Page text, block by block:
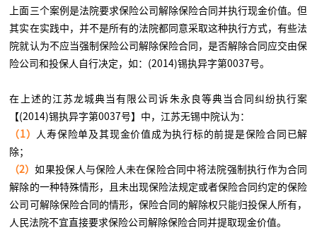
上面三个案例是法院要求保险公司解除保险合同并执行现金价值。但
其实在实践中，并不是所有的法院都同意采取这种执行方式，有些法
院就认为不应当强制保险公司解除保险合同，是否解除合同应交由保
险公司和投保人自行决定，如：(2014)锡执异字第0037号。
在上述的江苏龙城典当有限公司诉朱永良等典当合同纠纷执行案
【(2014)锡执异字第0037号】中，江苏无锡中院认为：
（1）
人寿保险单及其现金价值成为执行标的前提是保险合同已解
除；
（2）如果投保人与保险人未在保险合同中将法院强制执行作为合同
解除的一种特殊情形，且未出现保险法规定或者保险合同约定的保险
公司可解除保险合同的情形，保险合同的解除权只能归投保人所有，
人民法院不宜直接要求保险公司解除保险合同并提取现金价值。